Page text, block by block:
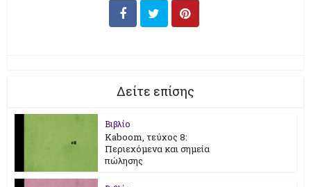
Δείτε επίσης
Βιβλίο
Kaboom, τεύχος 8:
Περιεχόμενα και σημεία
πώλησης